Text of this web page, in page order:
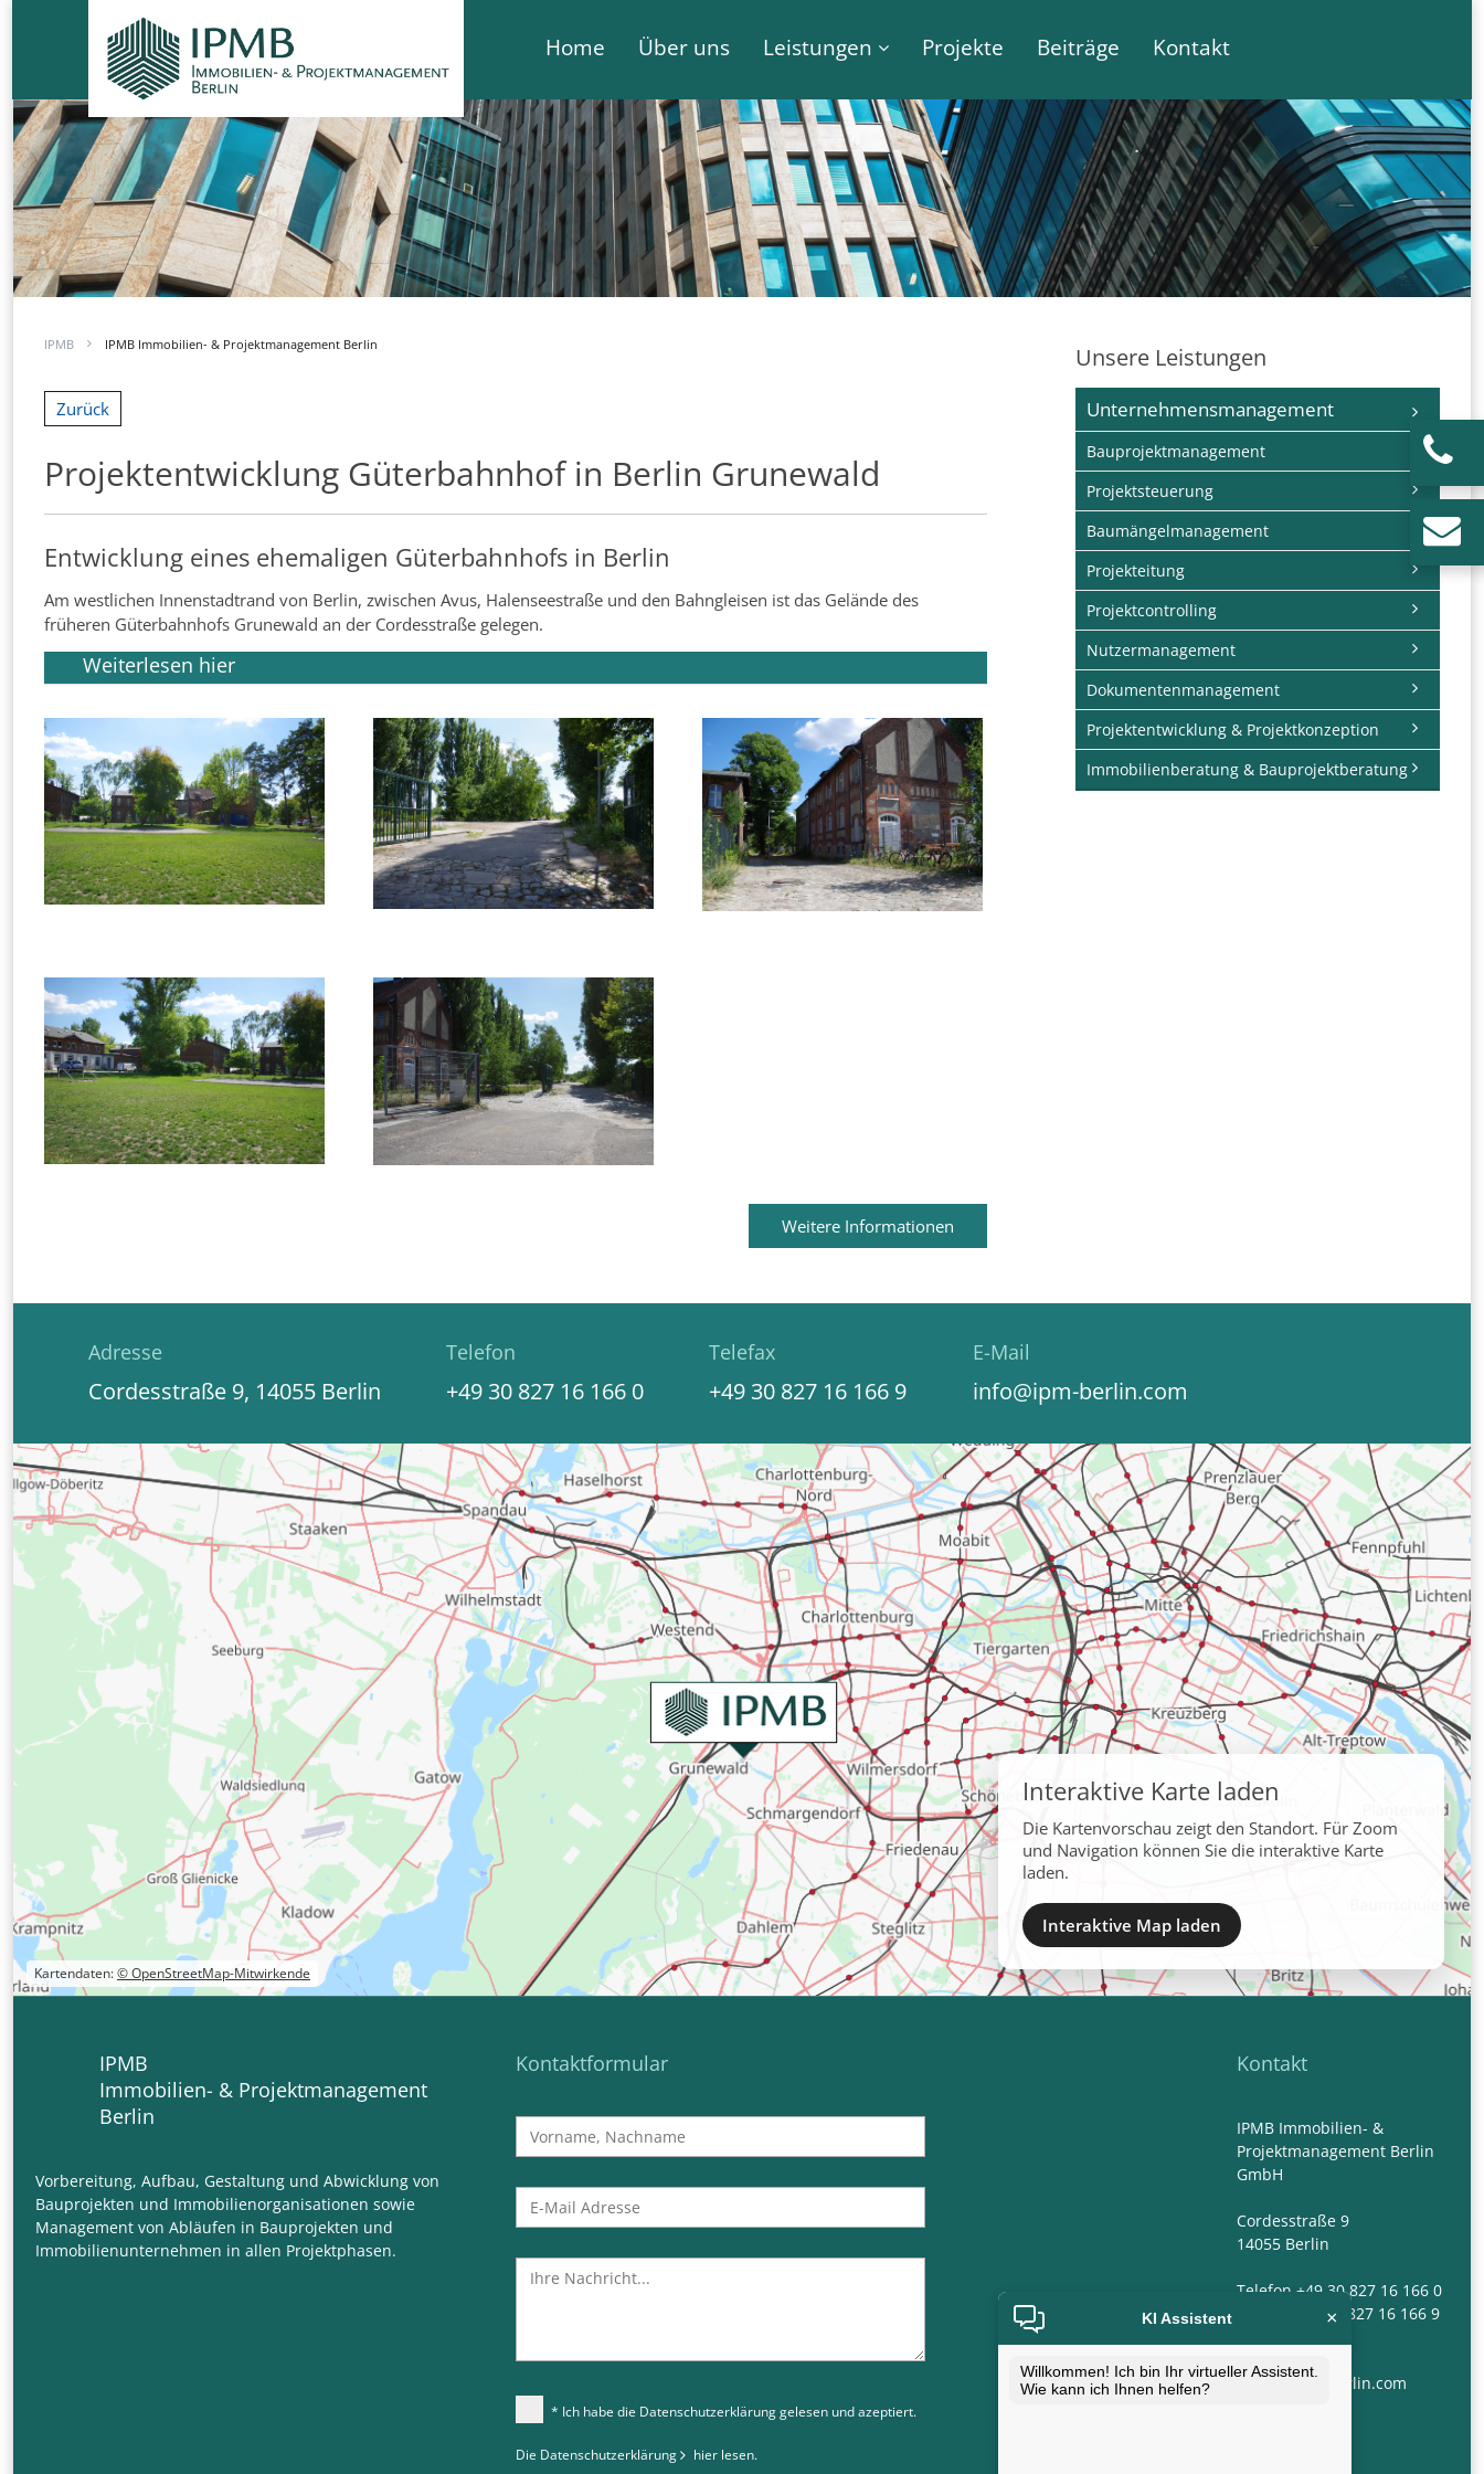
Home Über uns Leistungen Projekte Beiträge Kontakt
IPMB IPMB Immobilien- & Projektmanagement Berlin
Zurück
Projektentwicklung Güterbahnhof in Berlin Grunewald
Entwicklung eines ehemaligen Güterbahnhofs in Berlin
Am westlichen Innenstadtrand von Berlin, zwischen Avus, Halenseestraße und den Bahngleisen ist das Gelände des
früheren Güterbahnhofs Grunewald an der Cordesstraße gelegen.
Weiterlesen hier
Weitere Informationen
Unsere Leistungen
Navigation
überspringen
Unternehmensmanagement
Bauprojektmanagement
Projektsteuerung
Baumängelmanagement
Projekteitung
Projektcontrolling
Nutzermanagement
Dokumentenmanagement
Projektentwicklung & Projektkonzeption
Immobilienberatung & Bauprojektberatung
Adresse
Cordesstraße 9, 14055 Berlin
Telefon
+49 30 827 16 166 0
Telefax
+49 30 827 16 166 9
E-Mail
info@ipm-berlin.com
Interaktive Karte laden
Die Kartenvorschau zeigt den Standort. Für Zoom
und Navigation können Sie die interaktive Karte
laden.
Interaktive Map laden
Kartendaten:© OpenStreetMap-Mitwirkende
IPMB
Immobilien- & Projektmanagement
Berlin
Vorbereitung, Aufbau, Gestaltung und Abwicklung von
Bauprojekten und Immobilienorganisationen sowie
Management von Abläufen in Bauprojekten und
Immobilienunternehmen in allen Projektphasen.
Kontaktformular
* Ich habe die Datenschutzerklärung gelesen und azeptiert.
Die Datenschutzerklärung hier lesen.
Kontakt
IPMB Immobilien- &
Projektmanagement Berlin
GmbH
Cordesstraße 9
14055 Berlin
Telefon +49 30 827 16 166 0
Telefax +49 30 827 16 166 9
info@ipm-berlin.com
KI Assistent ×
Willkommen! Ich bin Ihr virtueller Assistent.
Wie kann ich Ihnen helfen?